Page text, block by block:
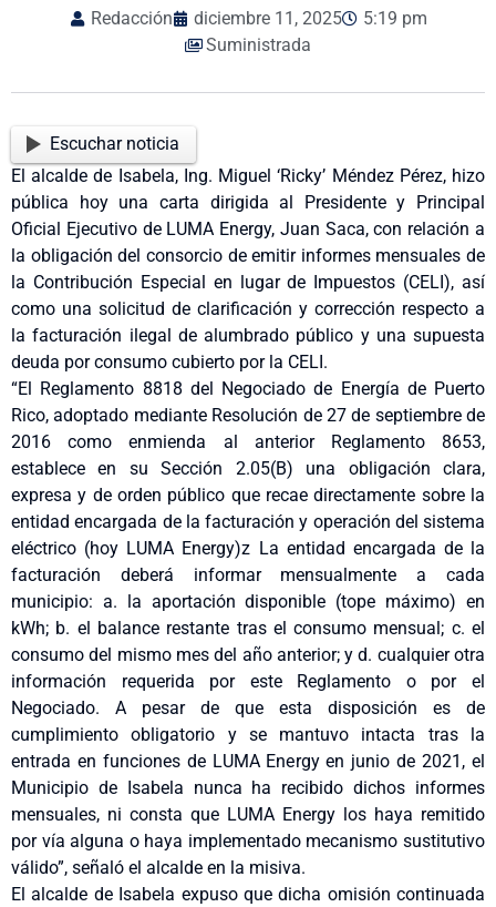
Redacción diciembre 11, 2025
5:19 pm
Suministrada
Escuchar noticia
El alcalde de Isabela, Ing. Miguel ‘Ricky’ Méndez Pérez, hizo
pública hoy una carta dirigida al Presidente y Principal
Oficial Ejecutivo de LUMA Energy, Juan Saca, con relación a
la obligación del consorcio de emitir informes mensuales de
la Contribución Especial en lugar de Impuestos (CELI), así
como una solicitud de clarificación y corrección respecto a
la facturación ilegal de alumbrado público y una supuesta
deuda por consumo cubierto por la CELI.
“El Reglamento 8818 del Negociado de Energía de Puerto
Rico, adoptado mediante Resolución de 27 de septiembre de
2016 como enmienda al anterior Reglamento 8653,
establece en su Sección 2.05(B) una obligación clara,
expresa y de orden público que recae directamente sobre la
entidad encargada de la facturación y operación del sistema
eléctrico (hoy LUMA Energy)z La entidad encargada de la
facturación deberá informar mensualmente a cada
municipio: a. la aportación disponible (tope máximo) en
kWh; b. el balance restante tras el consumo mensual; c. el
consumo del mismo mes del año anterior; y d. cualquier otra
información requerida por este Reglamento o por el
Negociado. A pesar de que esta disposición es de
cumplimiento obligatorio y se mantuvo intacta tras la
entrada en funciones de LUMA Energy en junio de 2021, el
Municipio de Isabela nunca ha recibido dichos informes
mensuales, ni consta que LUMA Energy los haya remitido
por vía alguna o haya implementado mecanismo sustitutivo
válido”, señaló el alcalde en la misiva.
El alcalde de Isabela expuso que dicha omisión continuada